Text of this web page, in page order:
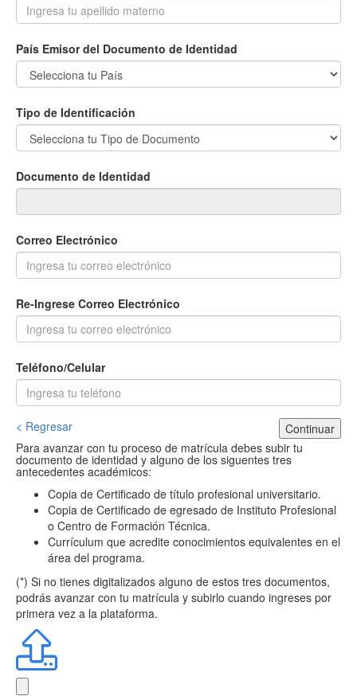
País Emisor del Documento de Identidad
Tipo de Identificación
Documento de Identidad
Correo Electrónico
Re-Ingrese Correo Electrónico
Teléfono/Celular
< Regresar
Continuar
Para avanzar con tu proceso de matrícula debes subir tu
documento de identidad y alguno de los siguentes tres
antecedentes académicos:
Copia de Certificado de título profesional universitario.
Copia de Certificado de egresado de Instituto Profesional
o Centro de Formación Técnica.
Currículum que acredite conocimientos equivalentes en el
área del programa.
(*) Si no tienes digitalizados alguno de estos tres documentos,
podrás avanzar con tu matrícula y subirlo cuando ingreses por
primera vez a la plataforma.